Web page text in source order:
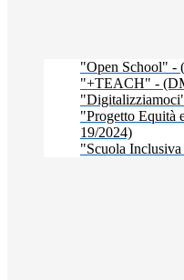
"Open School" -
"+TEACH" -
"Progetto Equità
19/2024)
"Scuola